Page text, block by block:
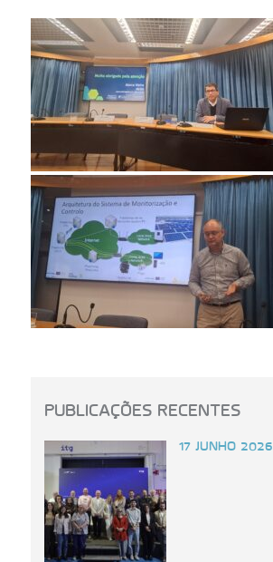
PUBLICAÇÕES RECENTES
17 JUNHO 2026